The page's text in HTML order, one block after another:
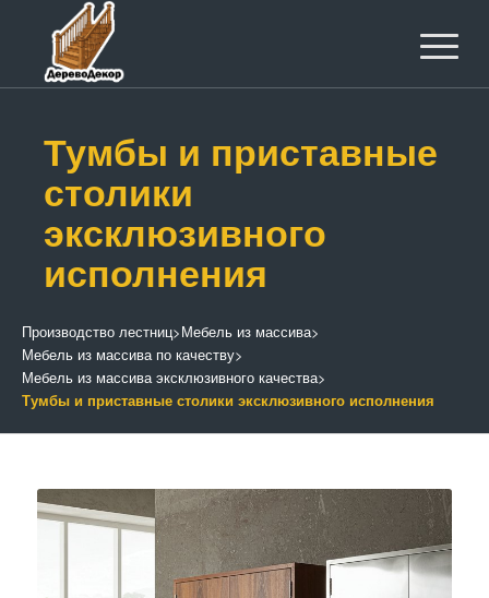
Тумбы и приставные
столики
эксклюзивного
исполнения
Производство лестниц>Мебель из массива>
Мебель из массива по качеству>
Мебель из массива эксклюзивного качества>
Тумбы и приставные столики эксклюзивного исполнения